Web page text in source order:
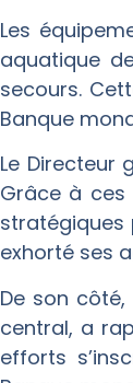
Les
aquatique
secours.
Banque
Le Directeur
Grâce à ces
stratégiques
exhorté ses
De son
central, a
efforts